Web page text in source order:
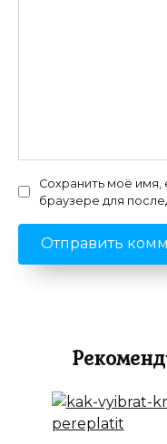
Сохранить моё имя,
браузере для